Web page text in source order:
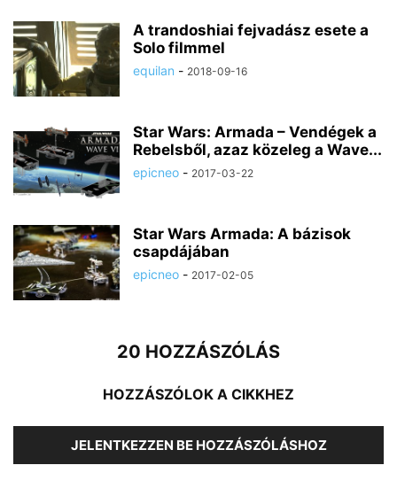
A trandoshiai fejvadász esete a
Solo filmmel
equilan - 2018-09-16
Star Wars: Armada – Vendégek a
Rebelsből, azaz közeleg a Wave...
epicneo - 2017-03-22
Star Wars Armada: A bázisok
csapdájában
epicneo - 2017-02-05
20 HOZZÁSZÓLÁS
HOZZÁSZÓLOK A CIKKHEZ
JELENTKEZZEN BE HOZZÁSZÓLÁSHOZ